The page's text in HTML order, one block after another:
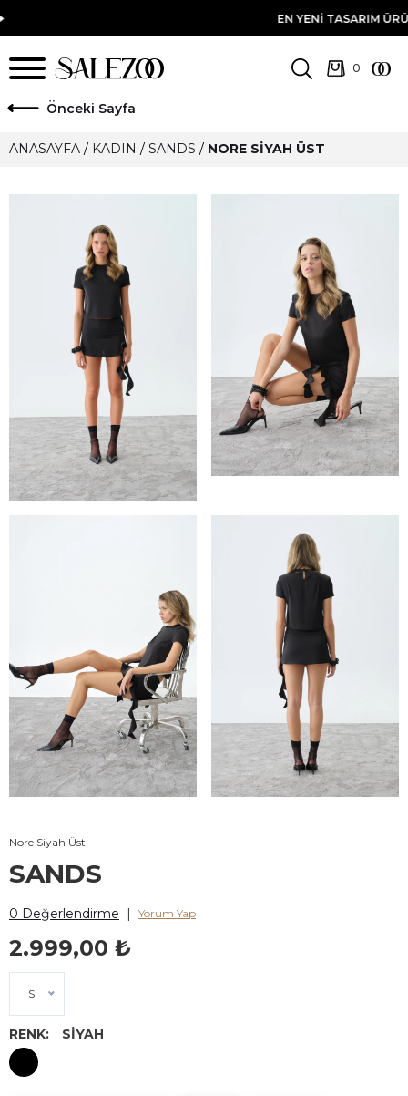
EN YENI TASARIM ÜRÜNLERLE
önceki Sayfa
ANASAYFA / KADIN / SANDS / NORE SIYAH ÜST
Nore Siyah Üst
SANDS
0 Değerlendirme | Yorum Yap
2.999,00 ₺
S
RENK: SİYAH